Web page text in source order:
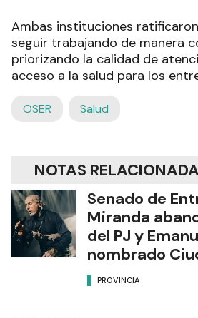
Ambas instituciones
seguir trabajando de manera
priorizando la calidad de
acceso a la salud para los
OSER Salud
NOTAS
Senado de
Miranda
del PJ y
nombrado
PROVINCIA